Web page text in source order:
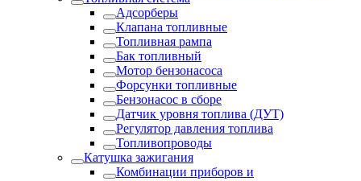
Адсорберы
Клапана топливные
Топливная рампа
Бак топливный
Мотор бензонасоса
Форсунки топливные
Бензонасос в сборе
Датчик уровня топлива (ДУТ)
Регулятор давления топлива
Топливопроводы
Катушка зажигания
Комбинации приборов и